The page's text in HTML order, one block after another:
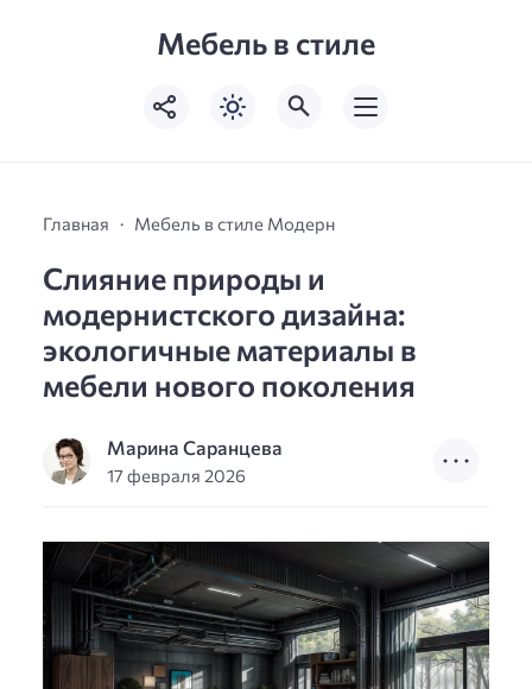
Мебель в стиле
Главная Мебель в стиле Модерн
Слияние природы и
модернистского дизайна:
экологичные материалы в
мебели нового поколения
Марина Саранцева
17 февраля 2026